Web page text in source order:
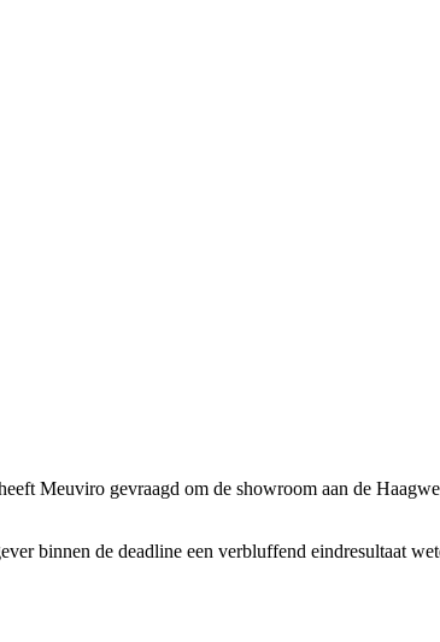
Meuviro gevraagd om de showroom aan de
binnen de deadline een verbluffend eindresultaat